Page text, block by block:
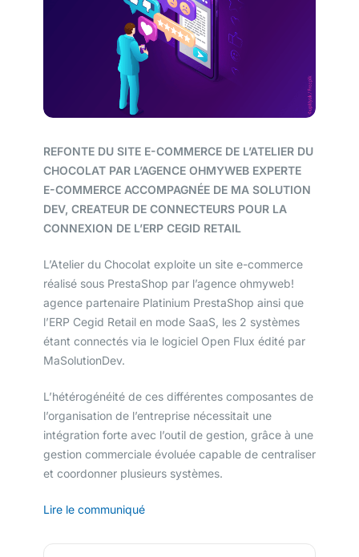
REFONTE DU SITE E-COMMERCE DE L’ATELIER DU
CHOCOLAT PAR L’AGENCE OHMYWEB EXPERTE
E-COMMERCE ACCOMPAGNÉE DE MA SOLUTION
DEV, CREATEUR DE CONNECTEURS POUR LA
CONNEXION DE L’ERP CEGID RETAIL
L’Atelier du Chocolat exploite un site e-commerce
réalisé sous PrestaShop par l’agence ohmyweb!
agence partenaire Platinium PrestaShop ainsi que
l’ERP Cegid Retail en mode SaaS, les 2 systèmes
étant connectés via le logiciel Open Flux édité par
MaSolutionDev.
L’hétérogénéité de ces différentes composantes de
l’organisation de l’entreprise nécessitait une
intégration forte avec l’outil de gestion, grâce à une
gestion commerciale évoluée capable de centraliser
et coordonner plusieurs systèmes.
Lire le communiqué